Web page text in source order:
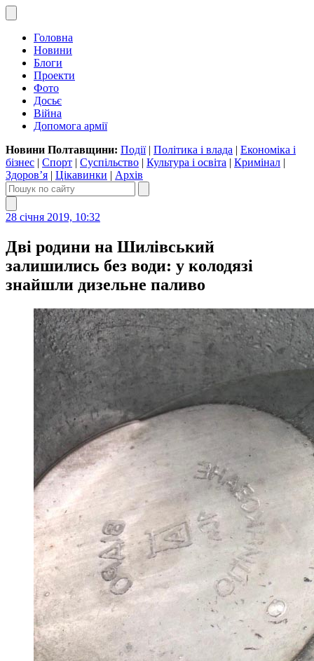
Головна
Новини
Блоги
Проекти
Фото
Досьє
Війна
Допомога армії
Новини Полтавщини: Події| Політика і влада | Економіка і
бізнес | Спорт | Суспільство | Культура і освіта | Кримінал |
Здоров’я | Цікавинки | Архів
28 січня 2019, 10:32
Дві родини на Шилівський
залишились без води: у колодязі
знайшли дизельне паливо